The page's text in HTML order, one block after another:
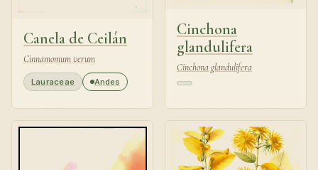
Canela de Ceilán
Cinnamomum verum
Lauraceae Andes
Cinchona
glandulifera
Cinchona glandulifera